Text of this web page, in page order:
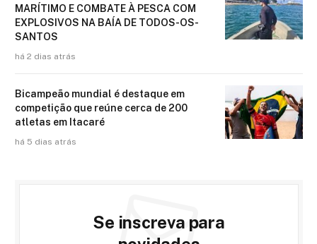
MARÍTIMO E COMBATE À PESCA COM
EXPLOSIVOS NA BAÍA DE TODOS-OS-
SANTOS
há 2 dias atrás
Bicampeão mundial é destaque em
competição que reúne cerca de 200
atletas em Itacaré
há 5 dias atrás
Se inscreva para